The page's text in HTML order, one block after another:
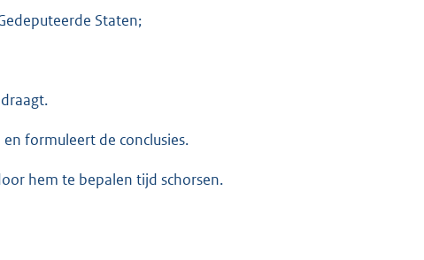
Staten;
formuleert de conclusies.
hem te bepalen tijd schorsen.